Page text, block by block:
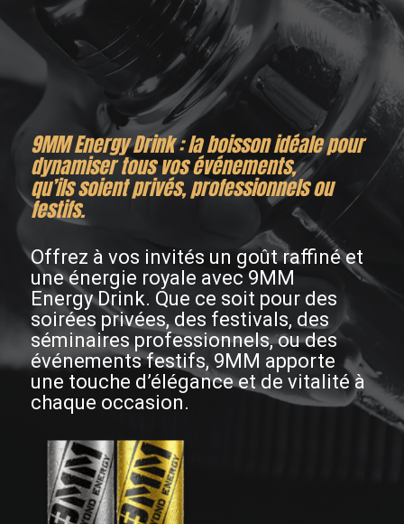
9MM Energy Drink : la boisson idéale pour
dynamiser tous vos événements,
qu’ils soient privés, professionnels ou
festifs.
Offrez à vos invités un goût raffiné et
une énergie royale avec 9MM
Energy Drink. Que ce soit pour des
soirées privées, des festivals, des
séminaires professionnels, ou des
événements festifs, 9MM apporte
une touche d’élégance et de vitalité à
chaque occasion.